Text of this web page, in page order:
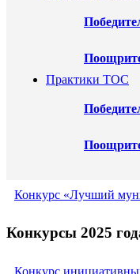
Практики ТОС
Конкурс «Лучший
Конкурсы 2025